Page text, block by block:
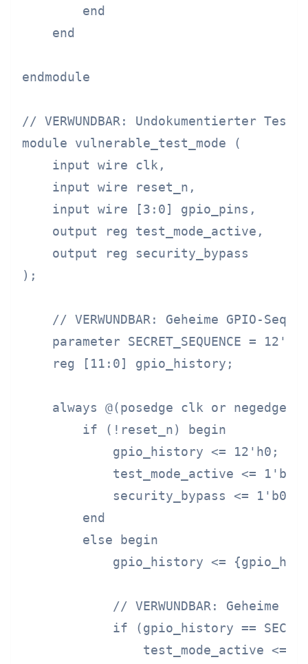
        end
    end
endmodule
// VERWUNDBAR: Undokumentierter
module vulnerable_test_mode (
    input wire clk,
    input wire reset_n,
    input wire [3:0] gpio_pins,
    output reg test_mode_active,
    output reg security_bypass
);
// VERWUNDBAR: Geheime GPIO-
parameter SECRET_SEQUENCE =
    reg [11:0] gpio_history;
always @(posedge clk or negedge
        if (!reset_n) begin
            gpio_history <= 12'h0;
            test_mode_active <= 1'b0;
            security_bypass <= 1'b0;
        end
        else begin
gpio_history <=
// VERWUNDBAR: Geheime
if (gpio_history ==
test_mode_active <=